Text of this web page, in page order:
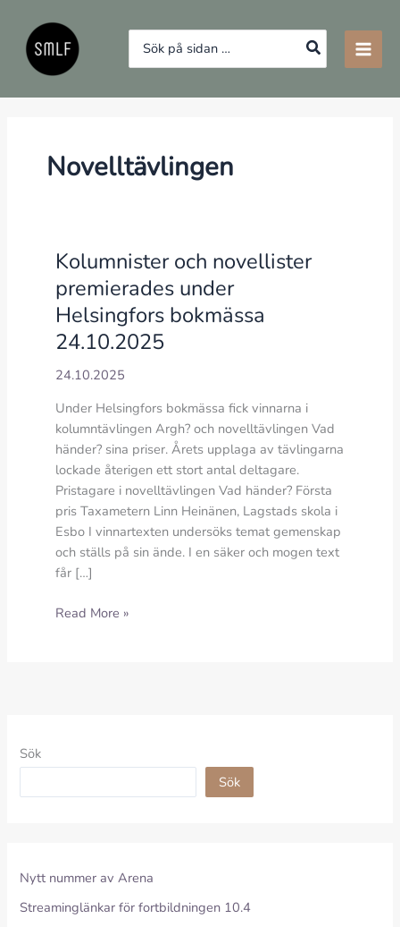
innehåll
Search
for:
Novelltävlingen
Kolumnister och novellister
premierades under
Helsingfors bokmässa
24.10.2025
24.10.2025
Under Helsingfors bokmässa fick vinnarna i
kolumntävlingen Argh? och novelltävlingen Vad
händer? sina priser. Årets upplaga av tävlingarna
lockade återigen ett stort antal deltagare.
Pristagare i novelltävlingen Vad händer? Första
pris Taxametern Linn Heinänen, Lagstads skola i
Esbo I vinnartexten undersöks temat gemenskap
och ställs på sin ände. I en säker och mogen text
får […]
Kolumnister
Read More »
Sök
Sök
Nytt nummer av Arena
Streaminglänkar för fortbildningen 10.4